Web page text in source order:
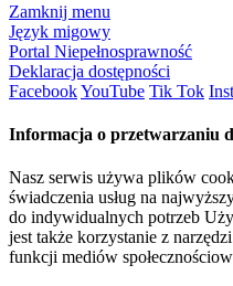
Zamknij menu
Język migowy
Portal Niepełnosprawność
Deklaracja dostępności
FacebookYouTube Tik Tok
Informacja o przetwarzaniu
Nasz serwis używa plików
świadczenia usług na
do indywidualnych potrzeb
jest także korzystanie z
funkcji mediów